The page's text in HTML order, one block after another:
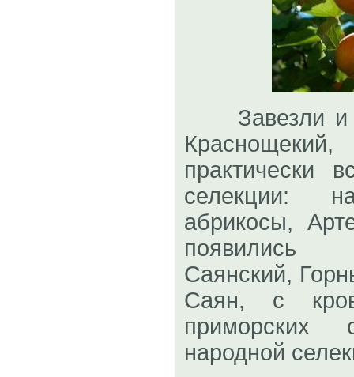
Завезли и
практически
селекции:
абрикосы,
появились
Саянский,
Саян, с
народной